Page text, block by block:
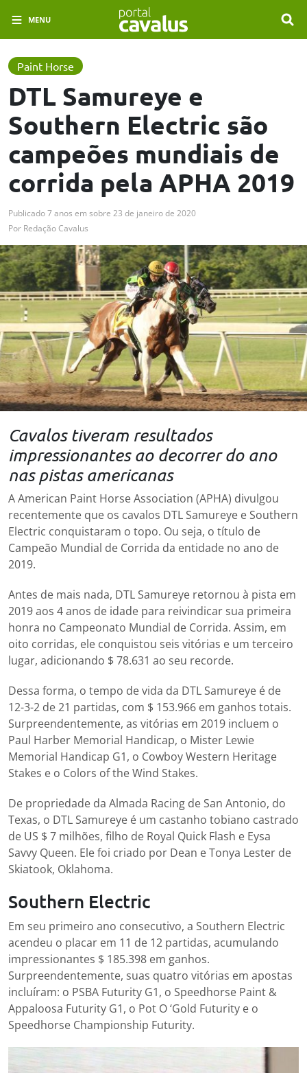
MENU
Paint Horse
DTL Samureye e
Southern Electric são
campeões mundiais de
corrida pela APHA 2019
Publicado7 anos em sobre 23 de janeiro de 2020
Por Redação Cavalus
Cavalos tiveram resultados
impressionantes ao decorrer do ano
nas pistas americanas
A American Paint Horse Association (APHA) divulgou
recentemente que os cavalos DTL Samureye e Southern
Electric conquistaram o topo. Ou seja, o título de
Campeão Mundial de Corrida da entidade no ano de
2019.
Antes de mais nada, DTL Samureye retornou à pista em
2019 aos 4 anos de idade para reivindicar sua primeira
honra no Campeonato Mundial de Corrida. Assim, em
oito corridas, ele conquistou seis vitórias e um terceiro
lugar, adicionando $ 78.631 ao seu recorde.
Dessa forma, o tempo de vida da DTL Samureye é de
12-3-2 de 21 partidas, com $ 153.966 em ganhos totais.
Surpreendentemente, as vitórias em 2019 incluem o
Paul Harber Memorial Handicap, o Mister Lewie
Memorial Handicap G1, o Cowboy Western Heritage
Stakes e o Colors of the Wind Stakes.
De propriedade da Almada Racing de San Antonio, do
Texas, o DTL Samureye é um castanho tobiano castrado
de US $ 7 milhões, filho de Royal Quick Flash e Eysa
Savvy Queen. Ele foi criado por Dean e Tonya Lester de
Skiatook, Oklahoma.
Southern Electric
Em seu primeiro ano consecutivo, a Southern Electric
acendeu o placar em 11 de 12 partidas, acumulando
impressionantes $ 185.398 em ganhos.
Surpreendentemente, suas quatro vitórias em apostas
incluíram: o PSBA Futurity G1, o Speedhorse Paint &
Appaloosa Futurity G1, o Pot O ‘Gold Futurity e o
Speedhorse Championship Futurity.